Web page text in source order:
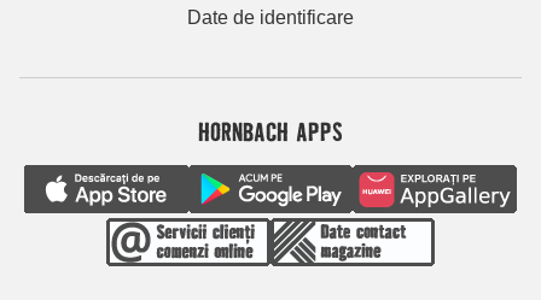
Date de identificare
HORNBACH APPS